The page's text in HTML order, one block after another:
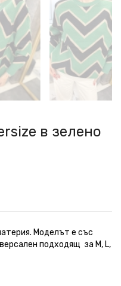
в зелено
Моделът е със
подходящ за M, L,